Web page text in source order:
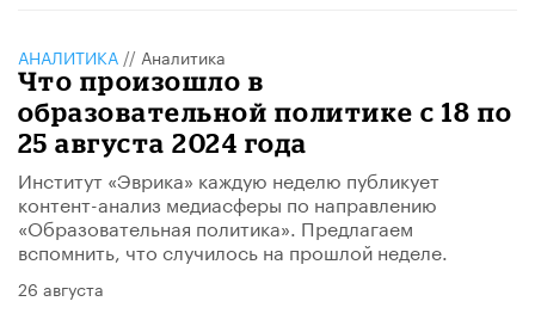
АНАЛИТИКА // Аналитика
Что произошло в
образовательной политике с 18 по
25 августа 2024 года
Институт «Эврика» каждую неделю публикует
контент-анализ медиасферы по направлению
«Образовательная политика». Предлагаем
вспомнить, что случилось на прошлой неделе.
26 августа